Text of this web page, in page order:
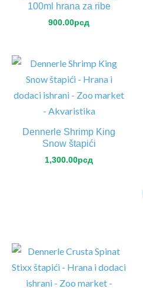
100ml hrana za ribe
900.00рсд
Dennerle Shrimp King
Snow štapići
1,300.00рсд